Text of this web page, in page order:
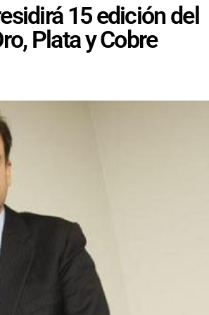
15 edición del
Plata y Cobre